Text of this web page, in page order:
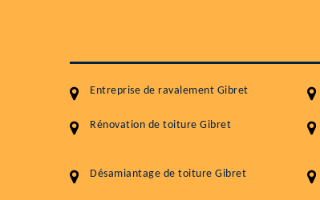
Entreprise de ravalement Gibret
Rénovation de toiture Gibret
Désamiantage de toiture Gibret